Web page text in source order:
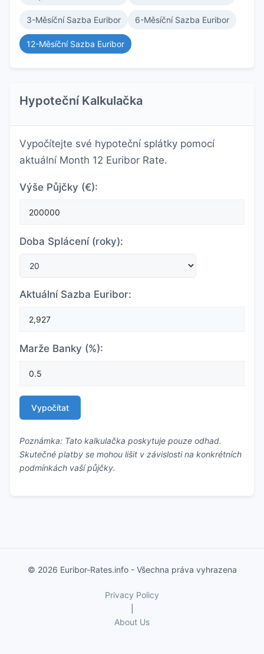
3-Měsíční Sazba Euribor 6-Měsíční Sazba Euribor
12-Měsíční Sazba Euribor
Hypoteční Kalkulačka
Vypočítejte své hypoteční splátky pomocí
aktuální Month 12 Euribor Rate.
Výše Půjčky (€):
Doba Splácení (roky):
Aktuální Sazba Euribor:
Marže Banky (%):
Vypočítat
Poznámka: Tato kalkulačka poskytuje pouze odhad.
Skutečné platby se mohou lišit v závislosti na konkrétních
podmínkách vaší půjčky.
© 2026 Euribor-Rates.info - Všechna práva vyhrazena
Privacy Policy
About Us